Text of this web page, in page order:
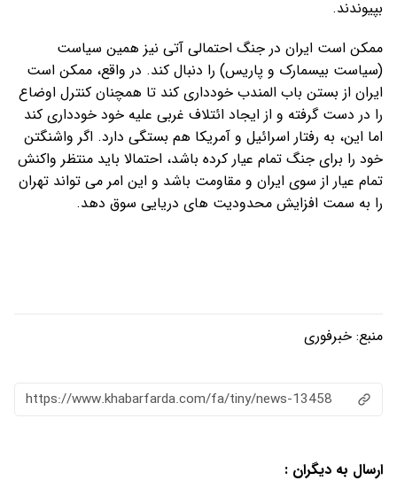
بپیوندند.
ممکن است ایران در جنگ احتمالی آتی نیز همین سیاست
(سیاست بیسمارک و پاریس) را دنبال کند. در واقع، ممکن است
ایران از بستن باب المندب خودداری کند تا همچنان کنترل اوضاع
را در دست گرفته و از ایجاد ائتلاف غربی علیه خود خودداری کند
اما این، به رفتار اسرائیل و آمریکا هم بستگی دارد. اگر واشنگتن
خود را برای جنگ تمام عیار کرده باشد، احتمالا باید منتظر واکنش
تمام عیار از سوی ایران و مقاومت باشد و این امر می تواند تهران
را به سمت افزایش محدودیت های دریایی سوق دهد.
منبع: خبرفوری
https://www.khabarfarda.com/fa/tiny/news-13458
ارسال به دیگران :